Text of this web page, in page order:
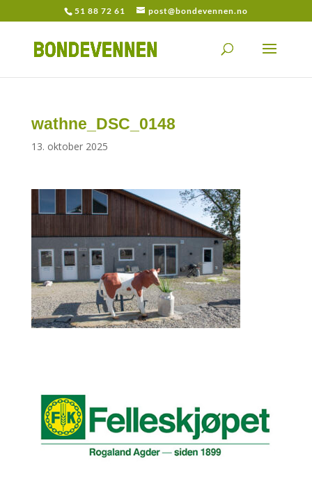
51 88 72 61 post@bondevennen.no
wathne_DSC_0148
13. oktober 2025